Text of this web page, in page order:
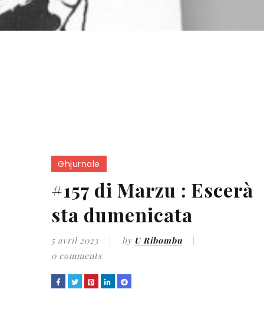
Ghjurnale
#157 di Marzu : Escerà
sta dumenicata
5 avril 2023 by U Ribombu
0 comments